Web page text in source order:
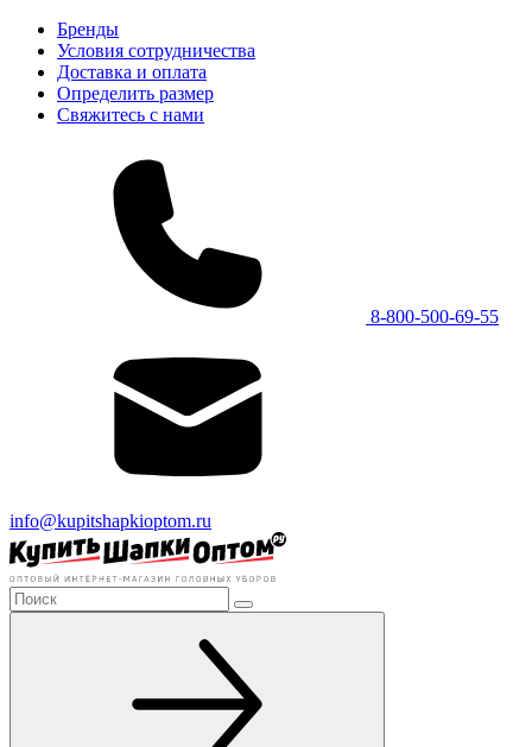
Бренды
Условия сотрудничества
Доставка и оплата
Определить размер
Свяжитесь с нами
8-800-500-69-55
info@kupitshapkioptom.ru